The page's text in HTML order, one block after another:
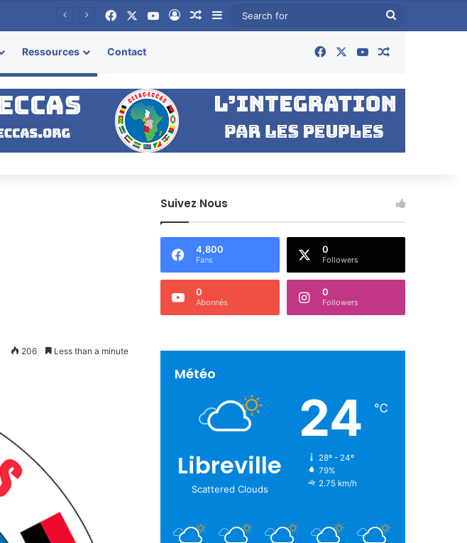
FacebookYouTubeLog InRandom Article
Sidebar
Ressources Contact FacebookYouTube
206 Less than a minute
Suivez Nous
4,800
Fans
0
Followers
0
Abonnés
0
Followers
Météo
Libreville
Scattered Clouds
24 ℃
28º - 24º
79%
2.75 km/h